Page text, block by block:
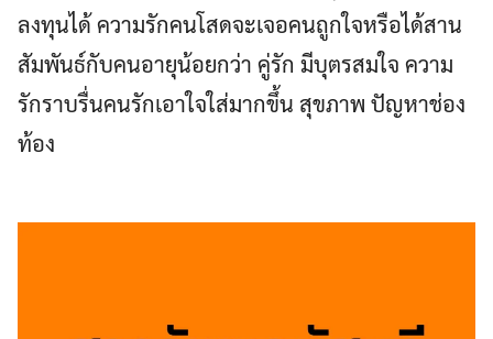
ลงทุนได้ ความรักคนโสดจะเจอคนถูกใจหรือได้สาน
สัมพันธ์กับคนอายุน้อยกว่า คู่รัก มีบุตรสมใจ ความ
รักราบรื่นคนรักเอาใจใส่มากขึ้น สุขภาพ ปัญหาช่อง
ท้อง